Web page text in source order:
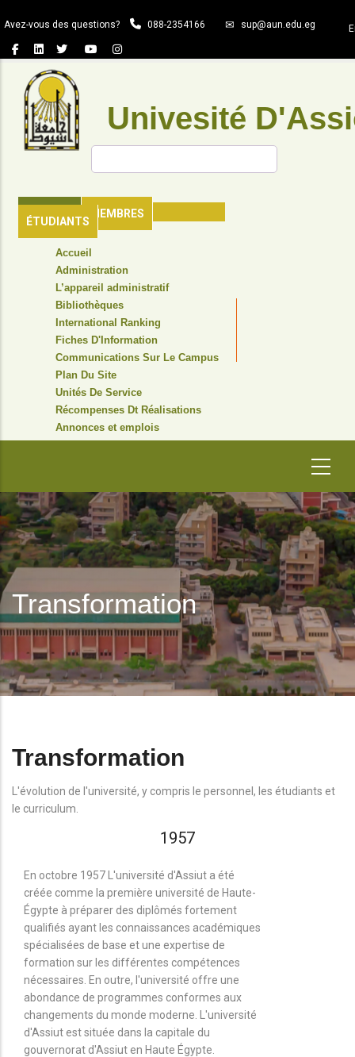
au
contenu
principal
Avez-vous des questions? 088-2354166 sup@aun.edu.eg
Univesité
ACCUEIL MEMBRES
ÉTUDIANTS
Rechercher
HEADER
NAVIGATION
Accueil
Administration
L’appareil administratif
Bibliothèques
International Ranking
Fiches D'Information
Communications Sur Le Campus
Plan Du Site
Unités De Service
Récompenses Dt Réalisations
Annonces et emplois
Transformation
Transformation
L'évolution de l'université, y compris le personnel, les étudiants et
le curriculum.
1957
En octobre 1957 L'université d'Assiut a été
créée comme la première université de Haute-
Égypte à préparer des diplômés fortement
qualifiés ayant les connaissances académiques
spécialisées de base et une expertise de
formation sur les différentes compétences
nécessaires. En outre, l'université offre une
abondance de programmes conformes aux
changements du monde moderne. L'université
d'Assiut est située dans la capitale du
gouvernorat d'Assiut en Haute Égypte.